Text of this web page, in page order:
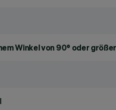
Winkel von 90° oder